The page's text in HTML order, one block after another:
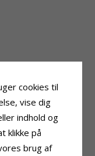
cookies til
vise dig
indhold og
klikke på
brug af